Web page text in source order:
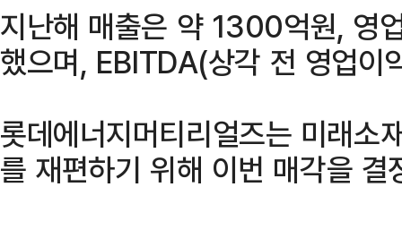
지난해 매출은 약 1300억원, 영
했으며, EBITDA(상각 전 영업
롯데에너지머티리얼즈는 미래소
를 재편하기 위해 이번 매각을 결